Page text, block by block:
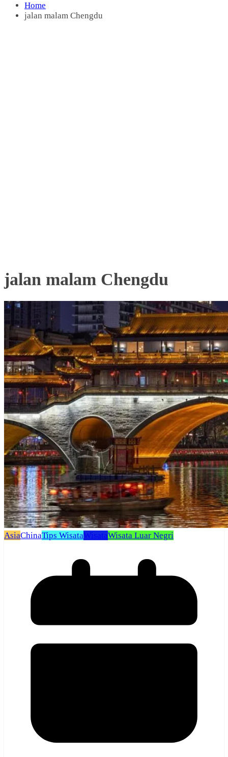
Home
jalan malam Chengdu
jalan malam Chengdu
AsiaChinaTips WisataWisataWisata Luar Negri